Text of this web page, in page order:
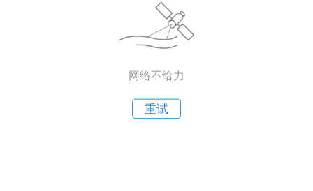
网络不给力
重试